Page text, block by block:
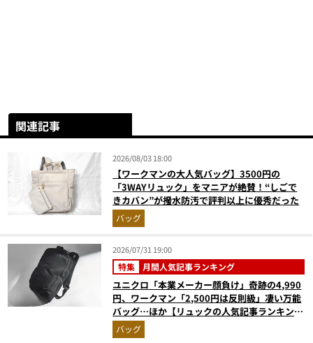
関連記事
2026/08/03 18:00
【ワークマンの大人気バッグ】3500円の
「3WAYリュック」をマニアが絶賛！“しごで
きカバン”が撥水防汚で評判以上に優秀だった
バッグ
2026/07/31 19:00
特集 月間人気記事ランキング
ユニクロ「本業メーカー顔負け」奇跡の4,990
円、ワークマン「2,500円は反則級」凄い万能
バッグ…ほか【リュックの人気記事ランキング
ベスト3】（2026年6月版）
バッグ